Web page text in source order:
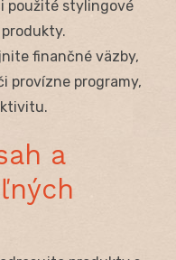
použité stylingové
finančné väzby,
provízne programy,
a